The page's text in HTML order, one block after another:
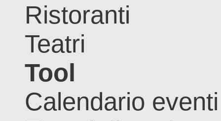
Ristoranti
Teatri
Tool
Calendario eventi